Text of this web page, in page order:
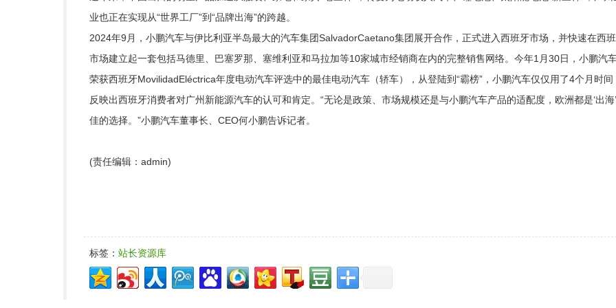
业也正在实现从“世界工厂”到“品牌出海”的跨越。
2024年9月，小鹏汽车与伊比利亚半岛最大的汽车集团SalvadorCaetano集团展开合作，正式进入西班牙市场，并快速在西
市场建立起一套包括马德里、巴塞罗那、塞维利亚和马拉加等10家城市经销商在内的完整销售网络。今年1月30日，小鹏汽
荣获西班牙MovilidadEléctrica年度电动汽车评选中的最佳电动汽车（轿车），从登陆到“霸榜”，小鹏汽车仅仅用了4个月时间
反映出西班牙消费者对广州新能源汽车的认可和肯定。“无论是政策、市场规模还是与小鹏汽车产品的适配度，欧洲都是‘出海
佳的选择。”小鹏汽车董事长、CEO何小鹏告诉记者。
(责任编辑：admin)
标签： 站长资源库